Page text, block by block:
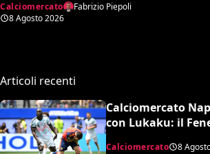
snobbato dalla Nazionale
maggiore e dalla Serie A:
Calciomercato
Fabrizio Piepoli
8 Agosto 2026
Articoli recenti
Calciomercato
con Lukaku: il
blitz ma c’è il nodo
Calciomercato 8